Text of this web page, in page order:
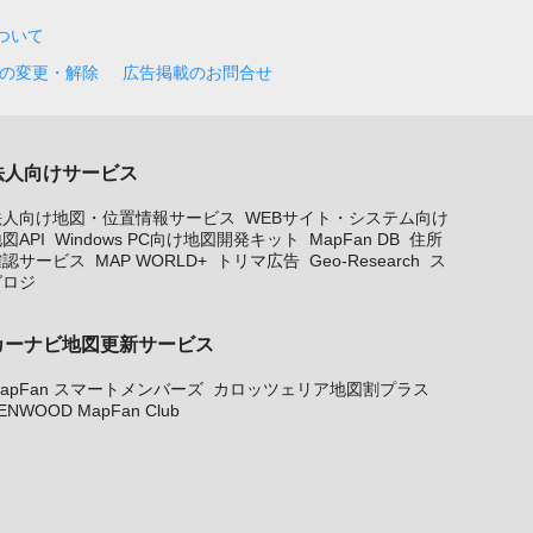
いて
変更・解除
広告掲載のお問合せ
人向けサービス
向け地図・位置情報サービス
WEBサイト・システム向け
API Windows PC向け地図開発キット MapFan DB 住所
サービス
MAP WORLD+ トリマ広告 Geo-Research
ス
ジ
ーナビ地図更新サービス
スマートメンバーズ カロッツェリア地図割プラス
MapFan Club